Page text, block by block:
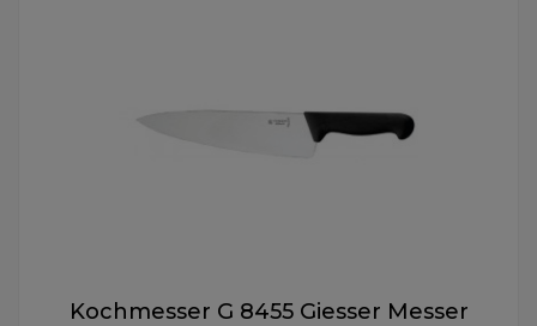
Kochmesser G 8455 Giesser Messer